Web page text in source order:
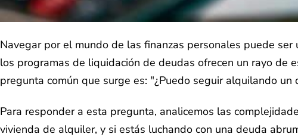
Navegar por el mundo de las finanzas personales puede
los programas de liquidación de deudas ofrecen un rayo de
pregunta común que surge es: "¿Puedo seguir alquilando
Para responder a esta pregunta, analicemos las
vivienda de alquiler, y si estás luchando con una deuda